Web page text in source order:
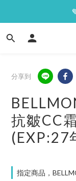
⭐逢
⭐逢
分享到
抗皺CC
(EXP:27
指定商品，